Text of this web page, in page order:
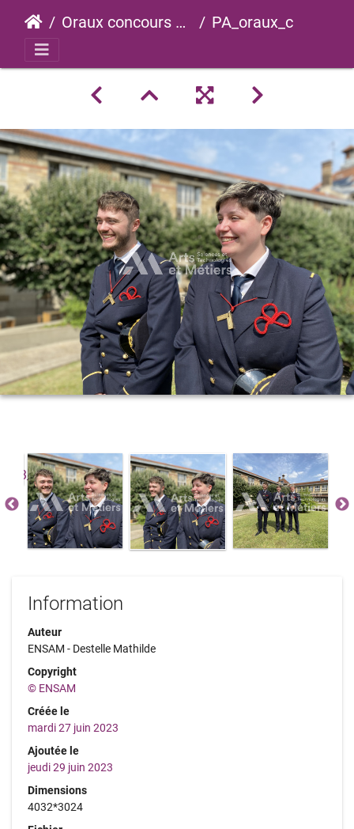
Oraux concours 2023 PA_oraux_concours_2023_0062
Information
Auteur
ENSAM - Destelle Mathilde
Copyright
© ENSAM
Créée le
mardi 27 juin 2023
Ajoutée le
jeudi 29 juin 2023
Dimensions
4032*3024